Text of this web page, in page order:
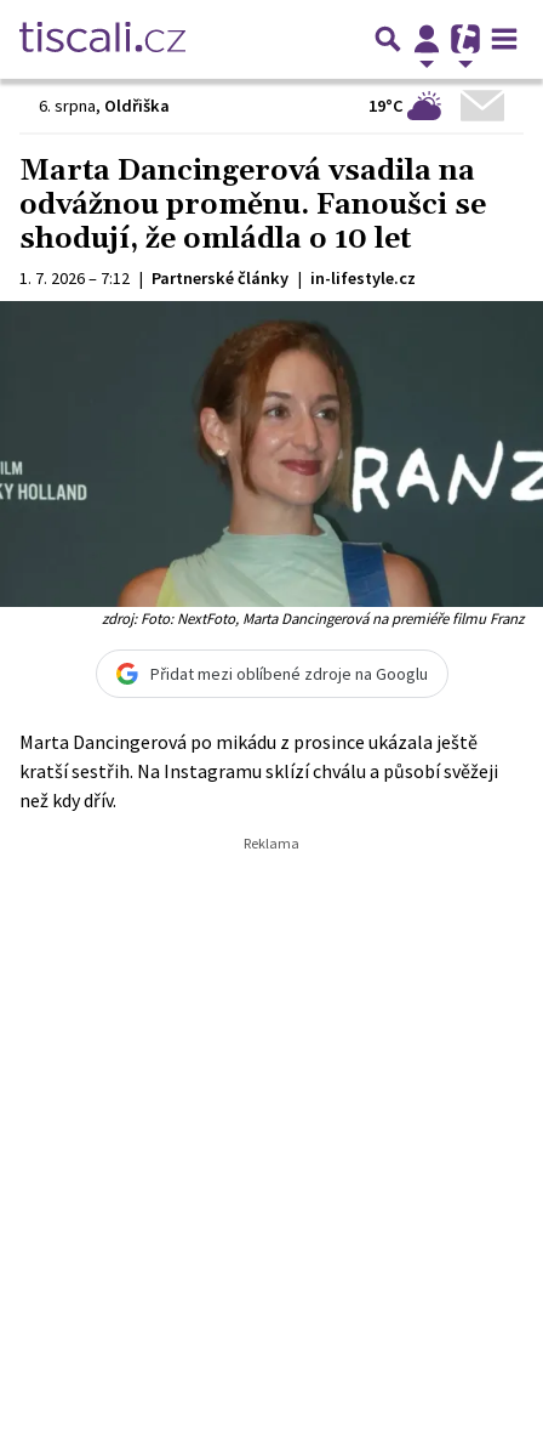
6. srpna, Oldřiška 19°C
Marta Dancingerová vsadila na
odvážnou proměnu. Fanoušci se
shodují, že omládla o 10 let
1. 7. 2026 – 7:12 | Partnerské články | in-lifestyle.cz
zdroj: Foto: NextFoto, Marta Dancingerová na premiéře filmu Franz
Přidat mezi oblíbené zdroje na Googlu
Marta Dancingerová po mikádu z prosince ukázala ještě
kratší sestřih. Na Instagramu sklízí chválu a působí svěžeji
než kdy dřív.